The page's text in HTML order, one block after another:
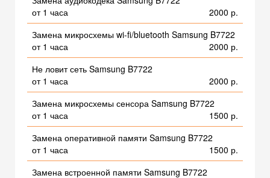
от 1 часа
2000 р.
Замена микросхемы wi-fi/bluetooth Samsung B7722
от 1 часа
2000 р.
Не ловит сеть Samsung B7722
от 1 часа
2000 р.
Замена микросхемы сенсора Samsung B7722
от 1 часа
1500 р.
Замена оперативной памяти Samsung B7722
от 1 часа
1500 р.
Замена встроенной памяти Samsung B7722